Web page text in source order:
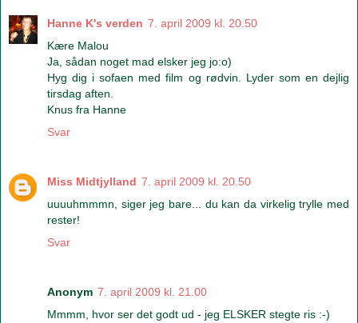
Hanne K's verden 7. april 2009 kl. 20.50
Kære Malou
Ja, sådan noget mad elsker jeg jo:o)
Hyg dig i sofaen med film og rødvin. Lyder som en dejlig
tirsdag aften.
Knus fra Hanne
Svar
Miss Midtjylland 7. april 2009 kl. 20.50
uuuuhmmmn, siger jeg bare... du kan da virkelig trylle med
rester!
Svar
Anonym 7. april 2009 kl. 21.00
Mmmm, hvor ser det godt ud - jeg ELSKER stegte ris :-)